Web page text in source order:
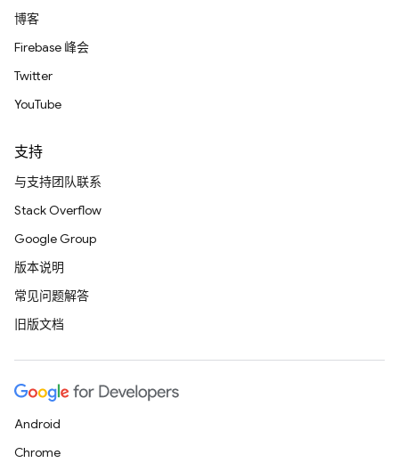
博客
Firebase 峰会
Twitter
YouTube
支持
与支持团队联系
Stack Overflow
Google Group
版本说明
常见问题解答
旧版文档
Android
Chrome